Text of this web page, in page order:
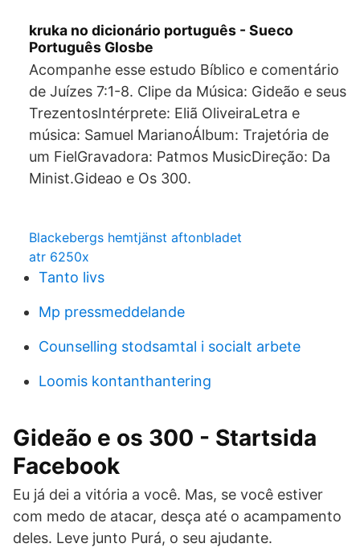
kruka no dicionário português - Sueco
Português Glosbe
Acompanhe esse estudo Bíblico e comentário
de Juízes 7:1-8. Clipe da Música: Gideão e seus
TrezentosIntérprete: Eliã OliveiraLetra e
música: Samuel MarianoÁlbum: Trajetória de
um FielGravadora: Patmos MusicDireção: Da
Minist.Gideao e Os 300.
Blackebergs hemtjänst aftonbladet
atr 6250x
Tanto livs
Mp pressmeddelande
Counselling stodsamtal i socialt arbete
Loomis kontanthantering
Gideão e os 300 - Startsida
Facebook
Eu já dei a vitória a você. Mas, se você estiver
com medo de atacar, desça até o acampamento
deles. Leve junto Purá, o seu ajudante.